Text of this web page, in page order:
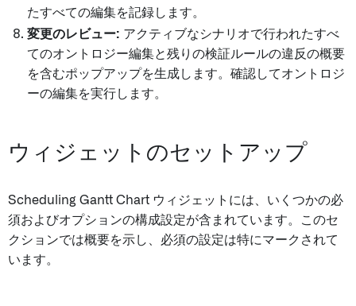
たすべての編集を記録します。
変更のレビュー: アクティブなシナリオで行われたすべ
てのオントロジー編集と残りの検証ルールの違反の概要
を含むポップアップを生成します。確認してオントロジ
ーの編集を実行します。
ウィジェットのセットアップ
Scheduling Gantt Chart ウィジェットには、いくつかの必
須およびオプションの構成設定が含まれています。このセ
クションでは概要を示し、必須の設定は特にマークされて
います。